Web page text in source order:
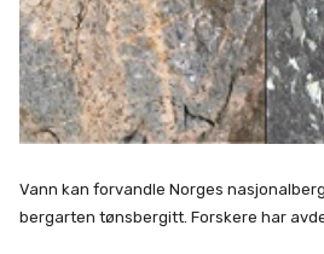
Vann kan forvandle Norges
bergarten tønsbergitt. Forskere har